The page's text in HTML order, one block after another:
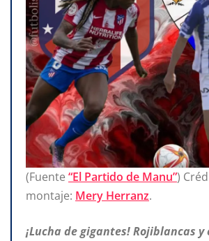
(Fuente “El Partido de Manu”)
montaje: Mery Herranz.
¡Lucha de gigantes! Rojiblancas